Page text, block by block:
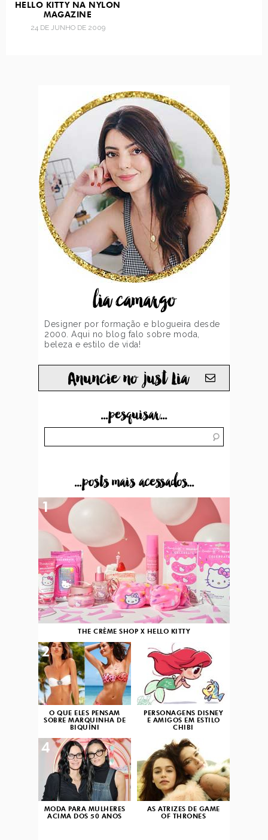
HELLO KITTY NA NYLON
MAGAZINE
24 DE JUNHO DE 2009
lia camargo
Designer por formação e blogueira desde
2000. Aqui no blog falo sobre moda,
beleza e estilo de vida!
Anuncie no just Lia
...pesquisar...
...posts mais acessados...
THE CRÈME SHOP X HELLO KITTY
1
O QUE ELES PENSAM
SOBRE MARQUINHA DE
BIQUÍNI
2
PERSONAGENS DISNEY
E AMIGOS EM ESTILO
CHIBI
3
MODA PARA MULHERES
ACIMA DOS 50 ANOS
4
AS ATRIZES DE GAME
OF THRONES